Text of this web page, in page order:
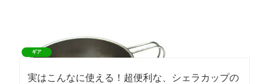
ギア
実はこんなに使える！超便利な、シェラカップの